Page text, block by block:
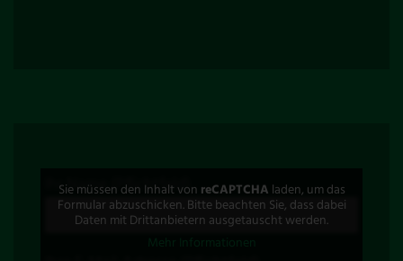
Ihr Name (Pflichtfeld)
Sie müssen den Inhalt von reCAPTCHA laden, um das
Formular abzuschicken. Bitte beachten Sie, dass dabei
Daten mit Drittanbietern ausgetauscht werden.
Mehr Informationen